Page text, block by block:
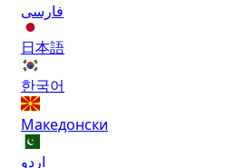
فارسی
日本語
한국어
Македонски
اردو